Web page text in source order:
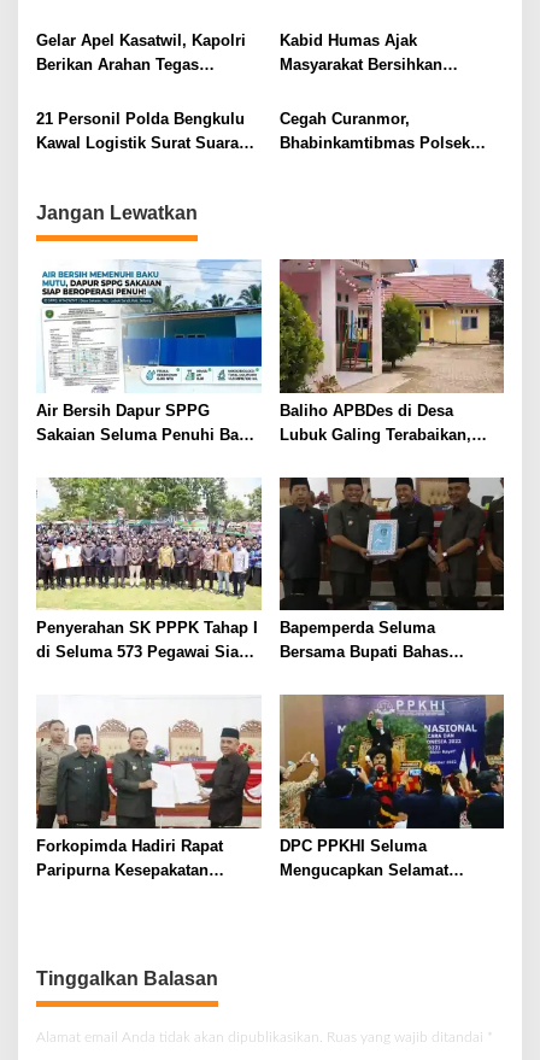
Lakukan Babinsanya
Gelar Apel Kasatwil, Kapolri
Berikan Arahan Tegas
Kabid Humas Ajak
Masyarakat Bersihkan
Masing-Masing
21 Personil Polda Bengkulu
Kawal Logistik Surat Suara
Cegah Curanmor,
Bhabinkamtibmas Polsek
Jangan Lewatkan
Air Bersih Dapur SPPG
Sakaian Seluma Penuhi Baku
Baliho APBDes di Desa
Lubuk Galing Terabaikan,
Penyerahan SK PPPK Tahap I
di Seluma 573 Pegawai Siap
Bapemperda Seluma
Bersama Bupati Bahas
Terkait 6 Raperda tahun 2023
Forkopimda Hadiri Rapat
Paripurna Kesepakatan
DPC PPKHI Seluma
Mengucapkan Selamat
Tinggalkan Balasan
Alamat email Anda tidak akan dipublikasikan. Ruas yang wajib ditandai *